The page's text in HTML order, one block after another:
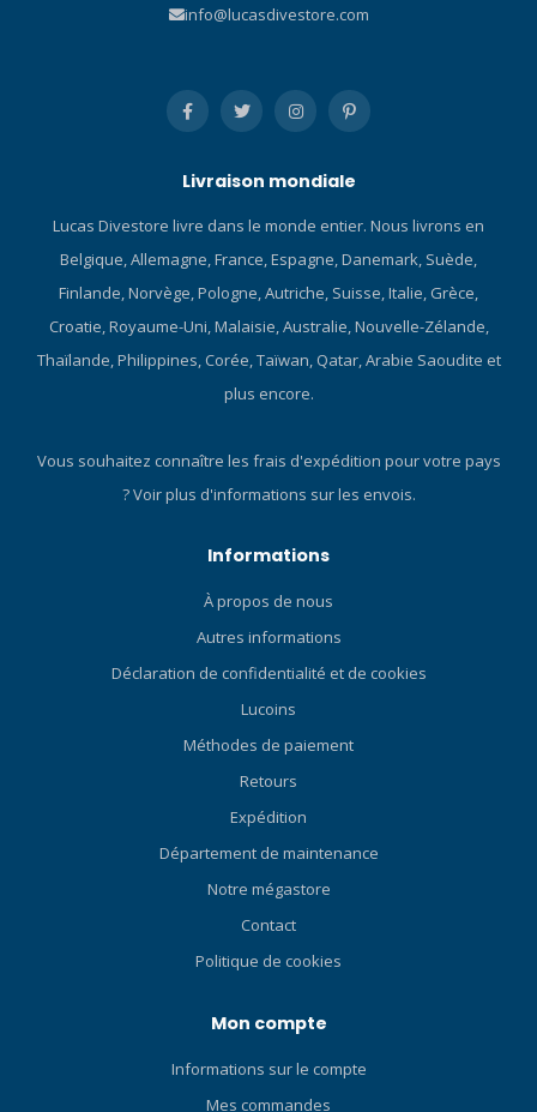
info@lucasdivestore.com
Livraison mondiale
Lucas Divestore livre dans le monde entier. Nous livrons en
Belgique, Allemagne, France, Espagne, Danemark, Suède,
Finlande, Norvège, Pologne, Autriche, Suisse, Italie, Grèce,
Croatie, Royaume-Uni, Malaisie, Australie, Nouvelle-Zélande,
Thaïlande, Philippines, Corée, Taïwan, Qatar, Arabie Saoudite et
plus encore.
Vous souhaitez connaître les frais d'expédition pour votre pays
?Voir plus d'informations sur les envois.
Informations
À propos de nous
Autres informations
Déclaration de confidentialité et de cookies
Lucoins
Méthodes de paiement
Retours
Expédition
Département de maintenance
Notre mégastore
Contact
Politique de cookies
Mon compte
Informations sur le compte
Mes commandes